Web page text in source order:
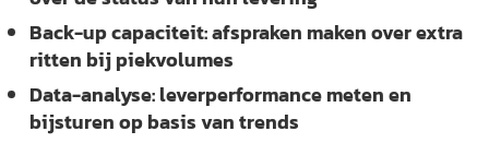
Back-up capaciteit:afspraken maken over extra
ritten bij piekvolumes
Data-analyse:leverperformance meten en
bijsturen op basis van trends